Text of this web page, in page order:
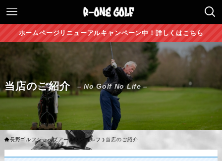
ホームページリニューアルキャンペーン中！詳しくはこちら
当店のご紹介 – No Golf No Life –
長野ゴルフショップアールワンゴルフ 当店のご紹介